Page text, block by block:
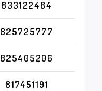
833122484
825725777
825405206
817451191